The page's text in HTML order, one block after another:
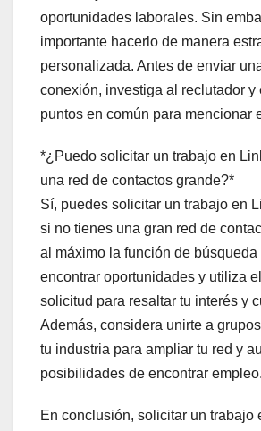
oportunidades laborales. Sin
importante hacerlo de manera
personalizada. Antes de enviar
conexión, investiga al reclutador y
puntos en común para mencionar
*¿Puedo solicitar un trabajo en
una red de contactos grande?*
Sí, puedes solicitar un trabajo en
si no tienes una gran red de
al máximo la función de
encontrar oportunidades y utiliza
solicitud para resaltar tu interés y
Además, considera unirte a
tu industria para ampliar tu red y
posibilidades de encontrar empleo.
En conclusión, solicitar un trabajo